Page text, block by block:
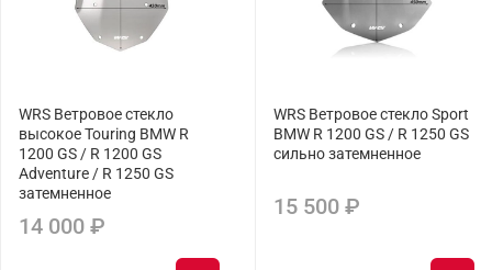
WRS Ветровое стекло
высокое Touring BMW R
1200 GS / R 1200 GS
Adventure / R 1250 GS
затемненное
14 000 ₽
WRS Ветровое стекло Sport
BMW R 1200 GS / R 1250 GS
сильно затемненное
15 500 ₽